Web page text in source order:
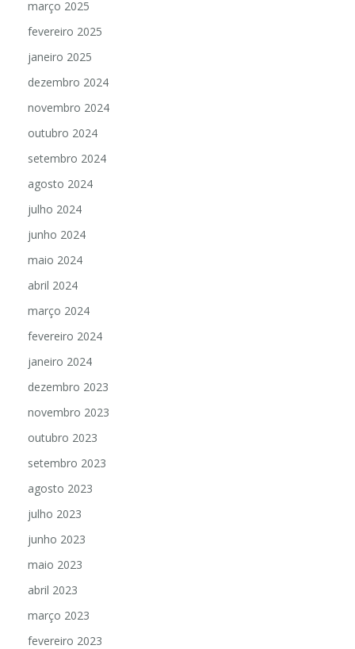
março 2025
fevereiro 2025
janeiro 2025
dezembro 2024
novembro 2024
outubro 2024
setembro 2024
agosto 2024
julho 2024
junho 2024
maio 2024
abril 2024
março 2024
fevereiro 2024
janeiro 2024
dezembro 2023
novembro 2023
outubro 2023
setembro 2023
agosto 2023
julho 2023
junho 2023
maio 2023
abril 2023
março 2023
fevereiro 2023